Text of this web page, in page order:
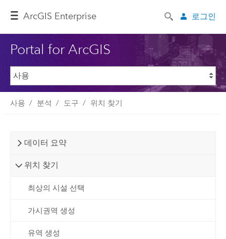
ArcGIS Enterprise 로그인
Portal for ArcGIS
사용 분석 도구 위치 찾기
데이터 요약
위치 찾기
최상의 시설 선택
가시권역 생성
유역 생성